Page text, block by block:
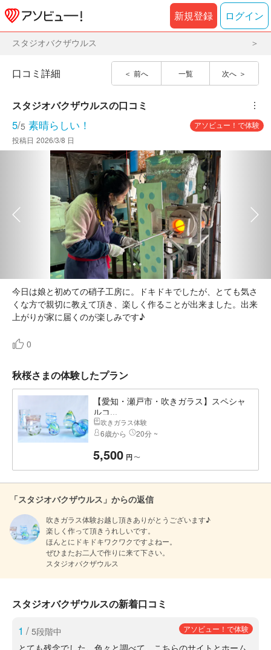
新規登録 ログイン
スタジオバクザウルス
前へ 一覧 次へ
口コミ詳細
スタジオバクザウルスの口コミ ︙
5/5 素晴らしい！
アソビュー！で体験
投稿日 2026/3/8 日
今日は娘と初めての硝子工房に。ドキドキでしたが、とても気さ
くな方で親切に教えて頂き、楽しく作ることが出来ました。出来
上がりが家に届くのが楽しみです♪
0
秋桜さまの体験したプラン
【愛知・瀬戸市・吹きガラス】スペシャ
ルコ...
吹きガラス体験
6歳から 20分 ~
5,500 円 〜
「スタジオバクザウルス」からの返信
吹きガラス体験お越し頂きありがとうございます♪
楽しく作って頂きうれしいです。
ほんとにドキドキワクワクですよねー。
ぜひまたお二人で作りに来て下さい。
スタジオバクザウルス
スタジオバクザウルスの新着口コミ
1 / 5段階中 アソビュー！で体験
とても残念でした。色々と調べて、こちらのサイトとホーム